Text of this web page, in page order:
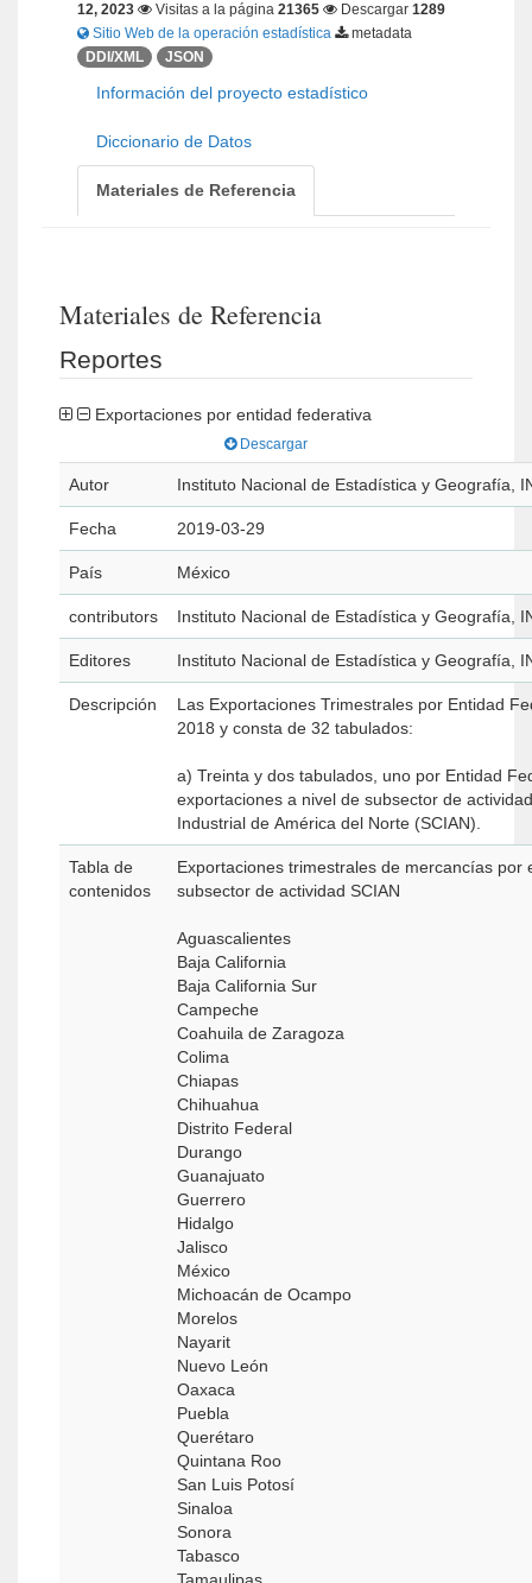
12, 2023
Visitas a la página 21365 Descargar 1289
Sitio Web de la operación estadística
metadata
DDI/XML
JSON
Información del proyecto estadístico
Diccionario de Datos
Materiales de Referencia
Materiales de Referencia
Reportes
Exportaciones por entidad federativa
Descargar
Autor Instituto Nacional de Estadística y Geografía,
Fecha 2019-03-29
País México
contributors Instituto Nacional de Estadística y Geografía,
Editores Instituto Nacional de Estadística y Geografía,
Descripción
Las Exportaciones Trimestrales por Entidad
2018 y consta de 32 tabulados:
a) Treinta y dos tabulados, uno por Entidad
exportaciones a nivel de subsector de
Industrial de América del Norte (SCIAN).
Tabla de
contenidos
Exportaciones trimestrales de mercancías por
subsector de actividad SCIAN
Aguascalientes
Baja California
Baja California Sur
Campeche
Coahuila de Zaragoza
Colima
Chiapas
Chihuahua
Distrito Federal
Durango
Guanajuato
Guerrero
Hidalgo
Jalisco
México
Michoacán de Ocampo
Morelos
Nayarit
Nuevo León
Oaxaca
Puebla
Querétaro
Quintana Roo
San Luis Potosí
Sinaloa
Sonora
Tabasco